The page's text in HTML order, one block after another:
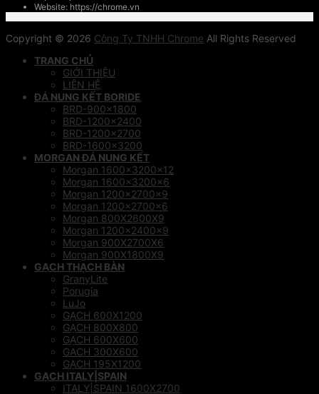
Website: https://chrome.vn
Copyright © 2026 Công Ty TNHH Chrome All Rights Reserved
TRANG CHỦ
GIỚI THIỆU
LIÊN HỆ
ĐÁ NUNG KẾT BORIDE
BRD-900×1800
BRD-1200×2400
BRD-1200×2700
BRD-1600×3200
MORGAN ĐÁ NUNG KẾT
Morgan 1600x3200x12
Morgan 1600x3200x6
Morgan 1200x2700x9
Morgan 1200x2700x6
Morgan 800X2600X9
Morgan 1200x2400x9
Morgan 900X2700X6
Morgan 900X1800X9
GẠCH THẠCH BÀN
GranyLite
Porugia
LuJo
GẠCH 600X1200
GẠCH 800X800
GẠCH 600X600
GACH 300X600
GẠCH 195X1200
GẠCH ITALY|SPAIN
ITALY|SPAIN 1600X2700